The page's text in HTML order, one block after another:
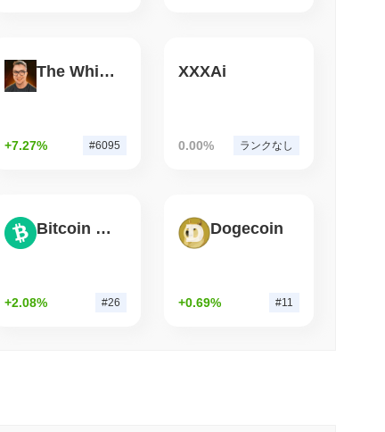
ることなく暗号をステーキングできるよう
The White Bull
+7.27% #6095
XXXAi
0.00% ランクなし
Bitcoin Cash
+2.08% #26
Dogecoin
+0.69% #11